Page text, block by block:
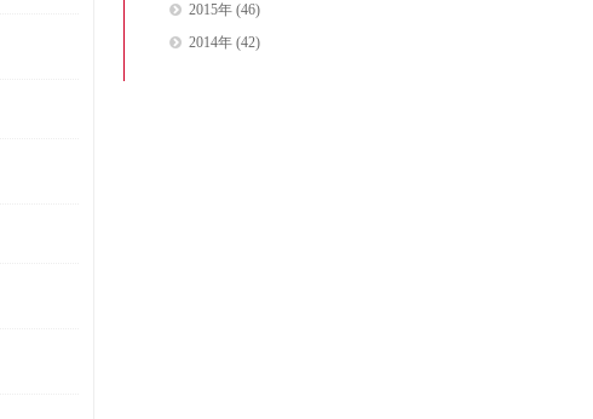
2015年(46)
2014年(42)